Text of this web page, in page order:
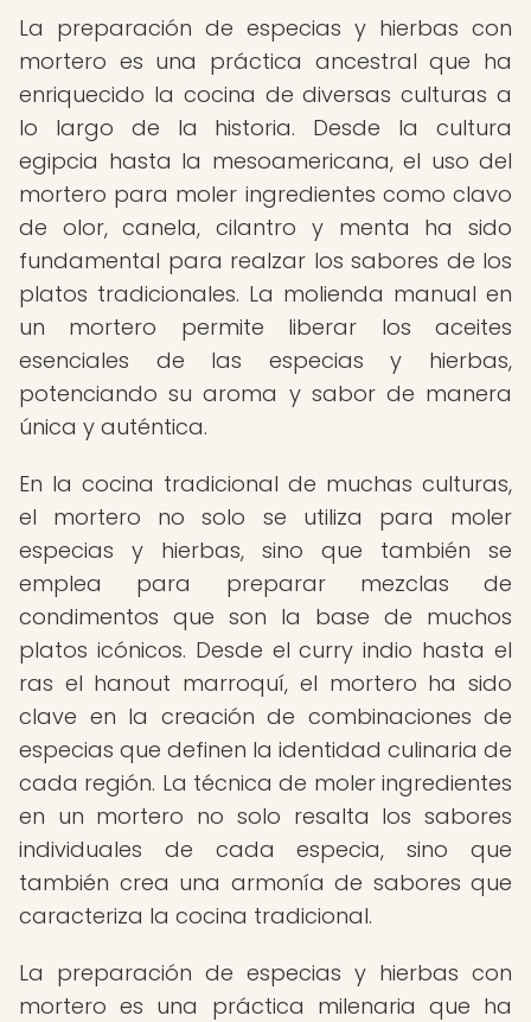
La preparación de especias y hierbas con
mortero es una práctica ancestral que ha
enriquecido la cocina de diversas culturas a
lo largo de la historia. Desde la cultura
egipcia hasta la mesoamericana, el uso del
mortero para moler ingredientes como clavo
de olor, canela, cilantro y menta ha sido
fundamental para realzar los sabores de los
platos tradicionales. La molienda manual en
un mortero permite liberar los aceites
esenciales de las especias y hierbas,
potenciando su aroma y sabor de manera
única y auténtica.
En la cocina tradicional de muchas culturas,
el mortero no solo se utiliza para moler
especias y hierbas, sino que también se
emplea para preparar mezclas de
condimentos que son la base de muchos
platos icónicos. Desde el curry indio hasta el
ras el hanout marroquí, el mortero ha sido
clave en la creación de combinaciones de
especias que definen la identidad culinaria de
cada región. La técnica de moler ingredientes
en un mortero no solo resalta los sabores
individuales de cada especia, sino que
también crea una armonía de sabores que
caracteriza la cocina tradicional.
La preparación de especias y hierbas con
mortero es una práctica milenaria que ha